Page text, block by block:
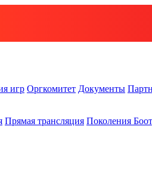
игр Оргкомитет Документы
Прямая трансляция Поколения